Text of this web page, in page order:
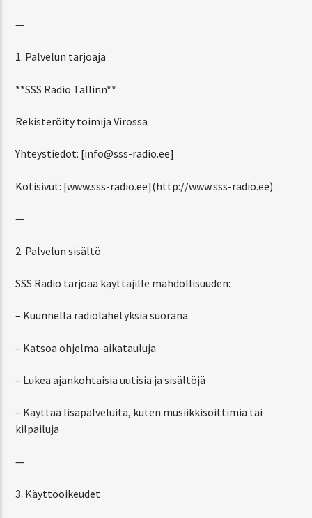
CURRENT SHOW
8:00 AM
—
1. Palvelun tarjoaja
**SSS Radio Tallinn**
Rekisteröity toimija Virossa
Yhteystiedot: [info@sss-radio.ee]
Kotisivut: [www.sss-radio.ee](http://www.sss-radio.ee)
—
2. Palvelun sisältö
SSS Radio tarjoaa käyttäjille mahdollisuuden:
– Kuunnella radiolähetyksiä suorana
– Katsoa ohjelma-aikatauluja
– Lukea ajankohtaisia uutisia ja sisältöjä
– Käyttää lisäpalveluita, kuten musiikkisoittimia tai
kilpailuja
—
3. Käyttöoikeudet